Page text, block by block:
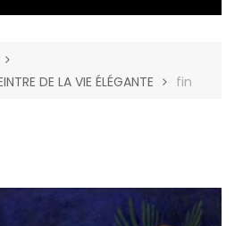
DE LA VIE ÉLÉGANTE
fin